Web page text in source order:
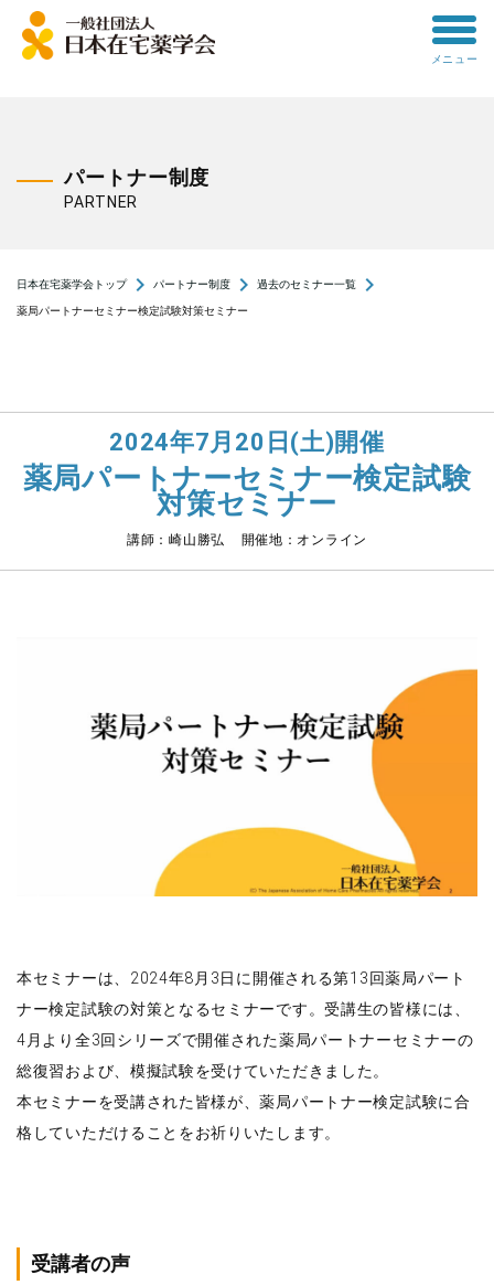
toggle
メニュー
パートナー制度
PARTNER
日本在宅薬学会トップnavigate_next パートナー制度 navigate_next 過去のセミナー一覧 navigate_next
薬局パートナーセミナー検定試験対策セミナー
2024年7月20日(土)開催
薬局パートナーセミナー検定試験
対策セミナー
講師：崎山勝弘 開催地：オンライン
本セミナーは、2024年8月3日に開催される第13回薬局パート
ナー検定試験の対策となるセミナーです。受講生の皆様には、
4月より全3回シリーズで開催された薬局パートナーセミナーの
総復習および、模擬試験を受けていただきました。
本セミナーを受講された皆様が、薬局パートナー検定試験に合
格していただけることをお祈りいたします。
受講者の声